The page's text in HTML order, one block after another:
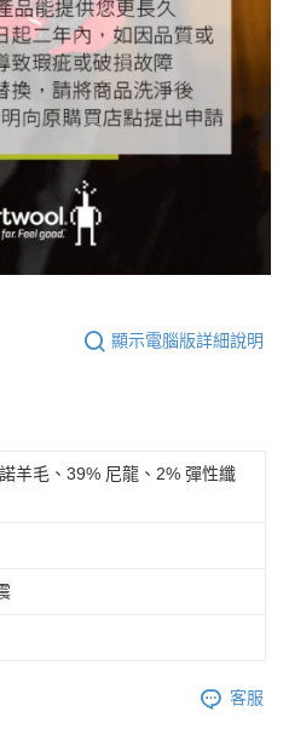
顯示電腦版詳細說明
羊毛、39% 尼龍、2% 彈性纖
客服